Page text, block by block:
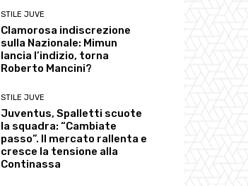
STILE JUVE
Clamorosa indiscrezione
sulla Nazionale: Mimun
lancia l’indizio, torna
Roberto Mancini?
STILE JUVE
Juventus, Spalletti scuote
la squadra: “Cambiate
passo”. Il mercato rallenta e
cresce la tensione alla
Continassa